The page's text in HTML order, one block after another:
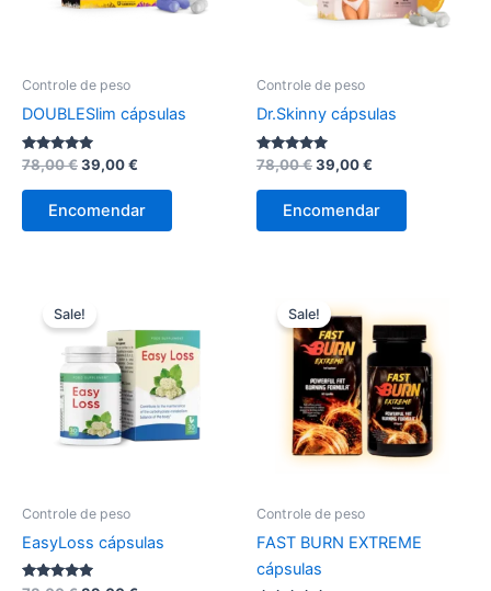
Controle de peso
DOUBLESlim cápsulas
Avaliação
5.00
de 5
78,00€O
original
era:
39,00€
é:
Encomendar
Controle de peso
Dr.Skinny cápsulas
Avaliação
5.00
de 5
78,00€O
original
era:
39,00€
é:
Encomendar
Sale!
Controle de peso
EasyLoss cápsulas
Sale!
Controle de peso
FAST BURN EXTREME
cápsulas